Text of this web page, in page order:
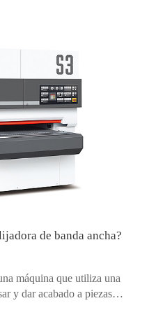
de banda ancha?
máquina que utiliza una
y dar acabado a piezas